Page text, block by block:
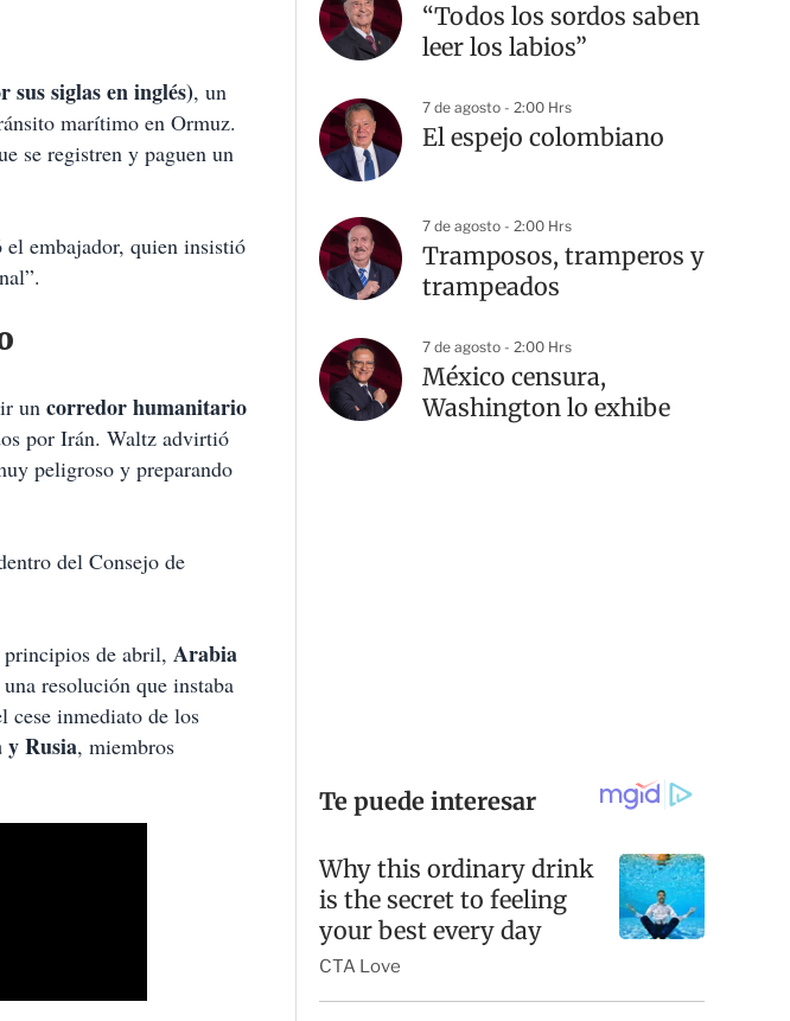
siglas en inglés), un
marítimo en Ormuz.
se registren y paguen un
embajador, quien insistió
un corredor humanitario
por Irán. Waltz advirtió
peligroso y preparando
del Consejo de
principios de abril, Arabia
resolución que instaba
cese inmediato de los
y Rusia, miembros
“Todos los sordos saben
leer los labios”
7 de agosto - 2:00 Hrs
El espejo colombiano
7 de agosto - 2:00 Hrs
Tramposos, tramperos y
trampeados
7 de agosto - 2:00 Hrs
México censura,
Washington lo exhibe